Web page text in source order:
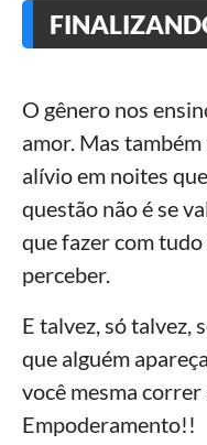
O gênero nos
amor. Mas
alívio em noites
questão não é se
que fazer com
perceber.
E talvez, só talvez,
que alguém
você mesma
Empoderamento!!